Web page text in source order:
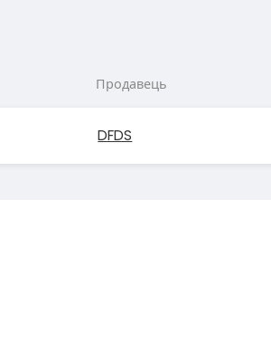
Продавець
DFDS